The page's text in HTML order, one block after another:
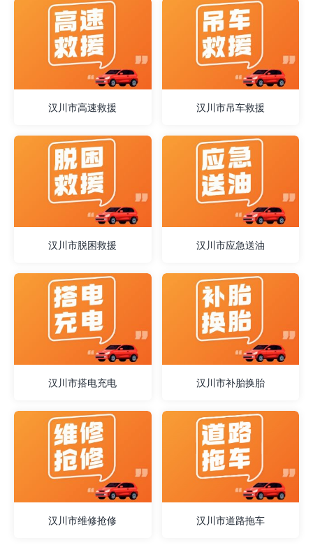
汉川市高速救援 汉川市吊车救援
汉川市脱困救援 汉川市应急送油
汉川市搭电充电 汉川市补胎换胎
汉川市维修抢修 汉川市道路拖车